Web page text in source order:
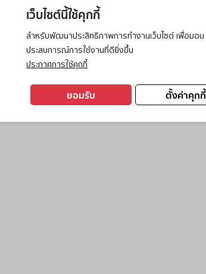
เว็บไซต์นี้ใช้คุกกี้
สำหรับพัฒนาประสิทธิภาพการทำงานเว็บไซต์ เพื่อมอบ
ประสบการณ์การใช้งานที่ดียิ่งขึ้น
ประกาศการใช้คุกกี้
ตั้งค่าคุกกี้
ยอมรับ
has occurred while loading